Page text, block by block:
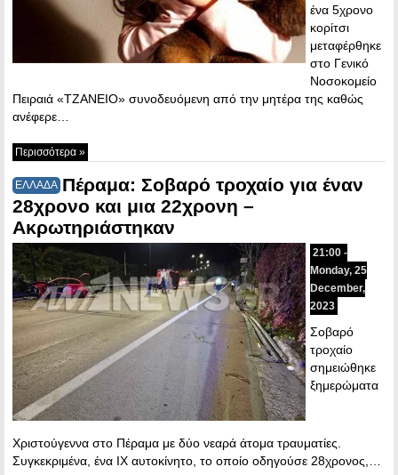
ένα 5χρονο
κορίτσι
μεταφέρθηκε
στο Γενικό
Νοσοκομείο
Πειραιά «ΤΖΑΝΕΙΟ» συνοδευόμενη από την μητέρα της καθώς
ανέφερε…
Περισσότερα »
ΕΛΛΑΔΑ Πέραμα: Σοβαρό τροχαίο για έναν
28χρονο και μια 22χρονη –
Ακρωτηριάστηκαν
21:00 -
Monday, 25
December,
2023
Σοβαρό
τροχαίο
σημειώθηκε
ξημερώματα
Χριστούγεννα στο Πέραμα με δύο νεαρά άτομα τραυματίες.
Συγκεκριμένα, ένα ΙΧ αυτοκίνητο, το οποίο οδηγούσε 28χρονος,…